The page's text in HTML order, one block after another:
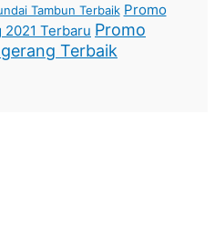
Tambun Terbaik Promo
2021 Terbaru Promo
Terbaik